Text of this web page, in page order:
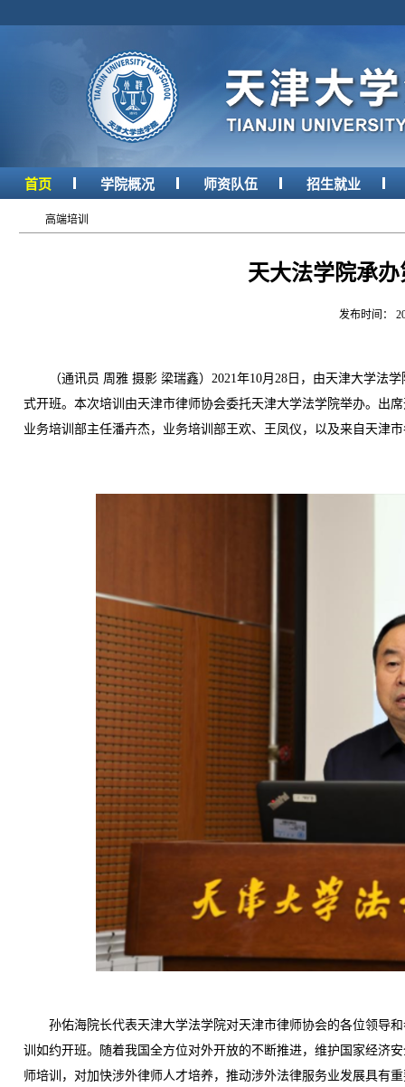
首页 学院概况 师资队伍 招生就业
高端培训
天大法学院承
发布时间：
（通讯员 周雅 摄影 梁瑞鑫）2021年10月28日，由天津大学法学
式开班。本次培训由天津市律师协会委托天津大学法学院举办。出
业务培训部主任潘卉杰，业务培训部王欢、王凤仪，以及来自天津
孙佑海院长代表天津大学法学院对天津市律师协会的各位领导和
训如约开班。随着我国全方位对外开放的不断推进，维护国家经济
师培训，对加快涉外律师人才培养，推动涉外法律服务业发展具有